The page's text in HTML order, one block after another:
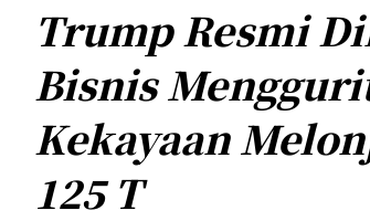
Trump Resmi
Bisnis
Kekayaan
125 T